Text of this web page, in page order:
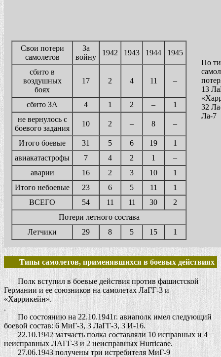
Свои потери
самолетов
За
войну
1942 1943 1944 1945
сбито в
воздушных
боях
17 2 4 11 –
сбито ЗА 4 1 2 –
1
не вернулось с
боевого задания
10 2 – 8 –
Итого боевые 31 5 6 19
1
авиакатастрофы
7 4 2 1
–
аварии
16 2 3 10
1
Итого небоевые
23 6 5 11
1
ВСЕГО
54 11 11 30
2
Потери летного состава
Летчики
29 8 5 15 1
По
13
32
Ла-7
Типы самолетов, применявшихся в боевых действиях
Полк вступил в боевые действия против фашистской
Германии и ее союзников на самолетах ЛаГГ-3 и
«Харрикейн».
.
По состоянию на 22.10.1941г. авиаполк имел следующий
боевой состав: 6 МиГ-3, 3 ЛаГГ-3, 3 И-16.
22.10.1942 матчасть полка составляли 10 исправных и 4
неисправных ЛАГГ-3 и 2 неисправных Hurricane.
27.06.1943 получены три истребителя МиГ-9